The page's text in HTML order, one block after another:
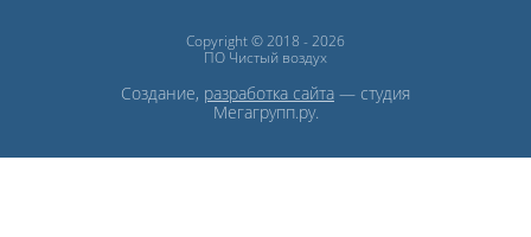
Copyright © 2018 - 2026
ПО Чистый воздух
Создание, разработка сайта — студия
Мегагрупп.ру.